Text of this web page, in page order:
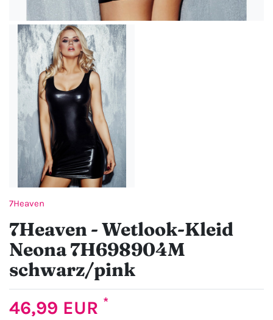
7Heaven
7Heaven - Wetlook-Kleid
Neona 7H698904M
schwarz/pink
46,99 EUR *